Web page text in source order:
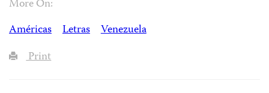
More On:
Américas
Letras
Venezuela
Print